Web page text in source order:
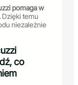
pomaga w
Dzięki temu
niezależnie
co